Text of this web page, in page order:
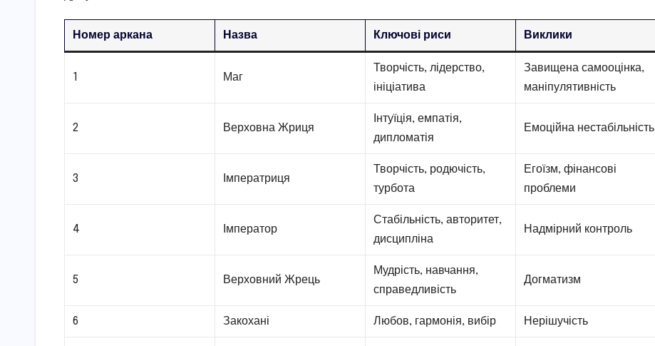
Номер аркана Назва Ключові риси Виклики
1 Маг
Творчість, лідерство,
ініціатива
Завищена самооцінка,
маніпулятивність
2 Верховна Жриця
Інтуїція, емпатія,
дипломатія
Емоційна нестабільність
3 Імператриця
Творчість, родючість,
турбота
Егоїзм, фінансові
проблеми
4 Імператор
Стабільність, авторитет,
дисципліна
Надмірний контроль
5 Верховний Жрець
Мудрість, навчання,
справедливість
Догматизм
6 Закохані Любов, гармонія, вибір Нерішучість